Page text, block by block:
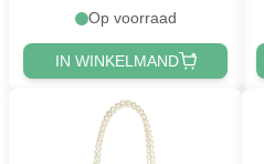
Op voorraad
IN WINKELMAND